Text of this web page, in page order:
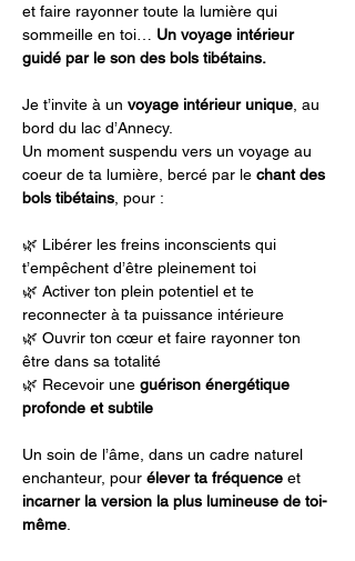
et faire rayonner toute la lumière qui
sommeille en toi… Un voyage intérieur
guidé par le son des bols tibétains.
Je t’invite à un voyage intérieur unique , au
bord du lac d’Annecy.
Un moment suspendu vers un voyage au
coeur de ta lumière, bercé par le chant des
bols tibétains , pour :
🌿 Libérer les freins inconscients qui
t’empêchent d’être pleinement toi
🌿 Activer ton plein potentiel et te
reconnecter à ta puissance intérieure
🌿 Ouvrir ton cœur et faire rayonner ton
être dans sa totalité
🌿 Recevoir une guérison énergétique
profonde et subtile
Un soin de l’âme, dans un cadre naturel
enchanteur, pour élever ta fréquence et
incarner la version la plus lumineuse de toi-
même